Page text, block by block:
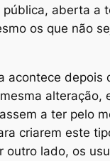
pública, aberta a
os que não
acontece depois
alteração,
a ter pelo
criarem este
outro lado, os